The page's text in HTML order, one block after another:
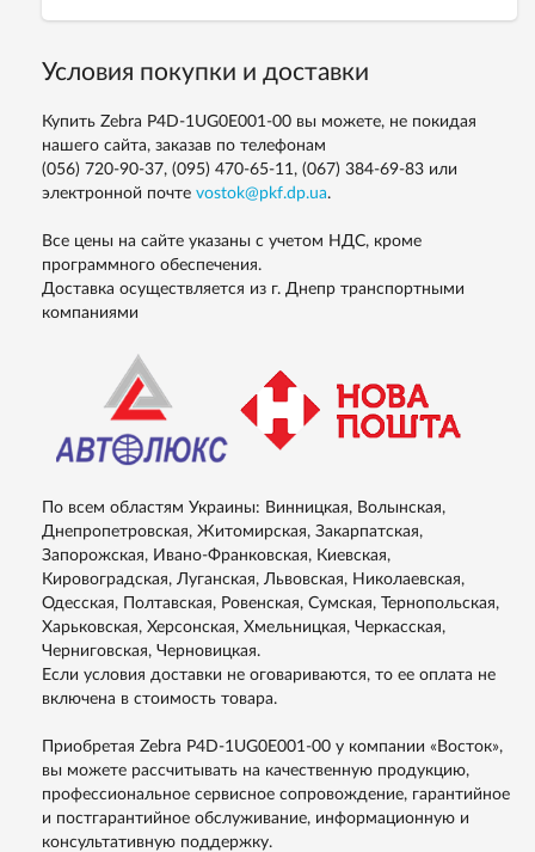
Условия покупки и доставки
Купить Zebra P4D-1UG0E001-00 вы можете, не покидая
нашего сайта, заказав по телефонам
(056) 720-90-37, (095) 470-65-11, (067) 384-69-83 или
электронной почте vostok@pkf.dp.ua.
Все цены на сайте указаны с учетом НДС, кроме
программного обеспечения.
Доставка осуществляется из г. Днепр транспортными
компаниями
По всем областям Украины: Винницкая, Волынская,
Днепропетровская, Житомирская, Закарпатская,
Запорожская, Ивано-Франковская, Киевская,
Кировоградская, Луганская, Львовская, Николаевская,
Одесская, Полтавская, Ровенская, Сумская, Тернопольская,
Харьковская, Херсонская, Хмельницкая, Черкасская,
Черниговская, Черновицкая.
Если условия доставки не оговариваются, то ее оплата не
включена в стоимость товара.
Приобретая Zebra P4D-1UG0E001-00 у компании «Восток»,
вы можете рассчитывать на качественную продукцию,
профессиональное сервисное сопровождение, гарантийное
и постгарантийное обслуживание, информационную и
консультативную поддержку.